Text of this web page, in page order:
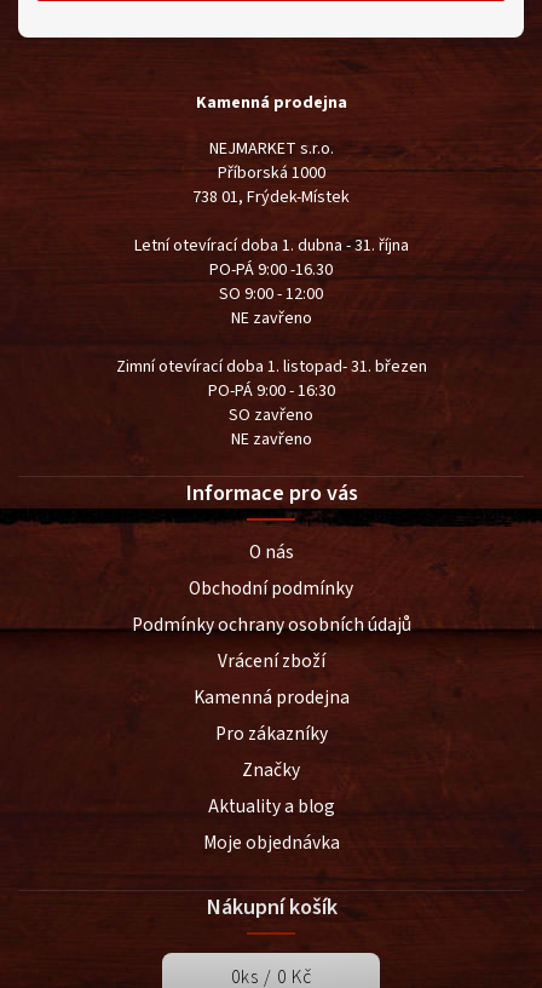
Kamenná prodejna
NEJMARKET s.r.o.
Příborská 1000
738 01, Frýdek-Místek
Letní otevírací doba 1. dubna - 31. října
PO-PÁ 9:00 -16.30
SO 9:00 - 12:00
NE zavřeno
Zimní otevírací doba 1. listopad- 31. březen
PO-PÁ 9:00 - 16:30
SO zavřeno
NE zavřeno
Informace pro vás
O nás
Obchodní podmínky
Podmínky ochrany osobních údajů
Vrácení zboží
Kamenná prodejna
Pro zákazníky
Značky
Aktuality a blog
Moje objednávka
Nákupní košík
0ks / 0 Kč